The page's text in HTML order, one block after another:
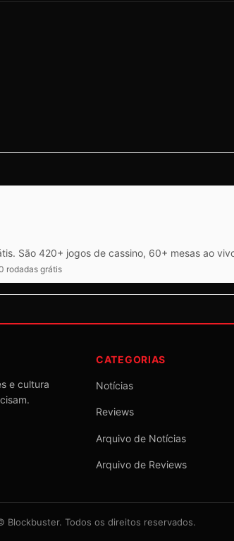
São 420+ jogos de cassino, 60+ mesas ao
rodadas grátis
e cultura
CATEGORIAS
Notícias
Reviews
Arquivo de Notícias
Arquivo de Reviews
Blockbuster. Todos os direitos reservados.